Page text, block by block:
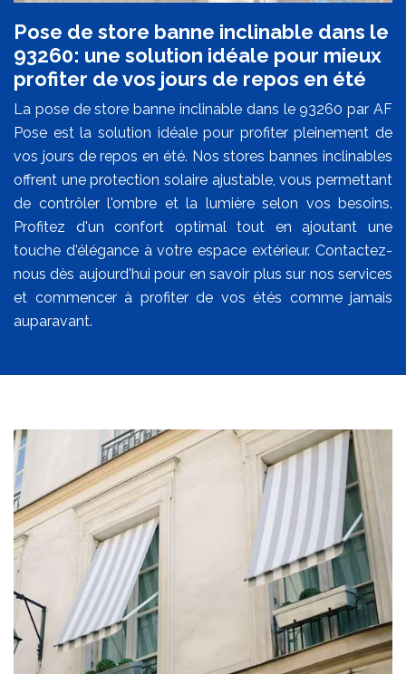
Pose de store banne inclinable dans le
93260: une solution idéale pour mieux
profiter de vos jours de repos en été
La pose de store banne inclinable dans le 93260 par AF
Pose est la solution idéale pour profiter pleinement de
vos jours de repos en été. Nos stores bannes inclinables
offrent une protection solaire ajustable, vous permettant
de contrôler l'ombre et la lumière selon vos besoins.
Profitez d'un confort optimal tout en ajoutant une
touche d'élégance à votre espace extérieur. Contactez-
nous dès aujourd'hui pour en savoir plus sur nos services
et commencer à profiter de vos étés comme jamais
auparavant.